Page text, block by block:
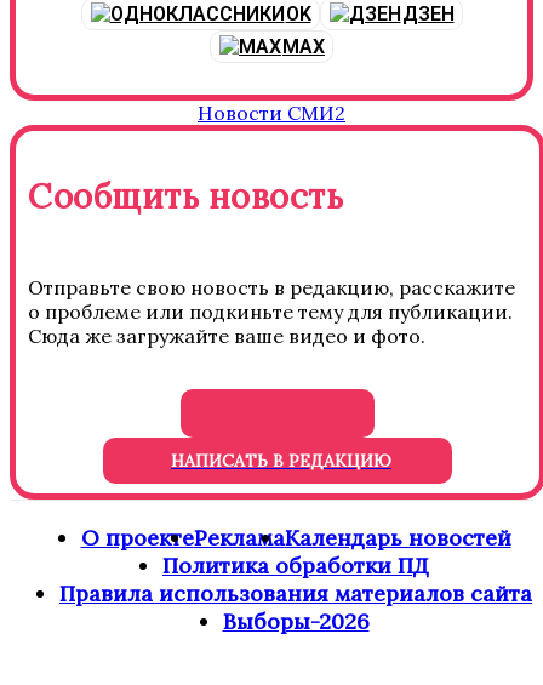
OK
ДЗЕН
MAX
Новости СМИ2
Сообщить новость
Отправьте свою новость в редакцию, расскажите
о проблеме или подкиньте тему для публикации.
Сюда же загружайте ваше видео и фото.
НАПИСАТЬ В РЕДАКЦИЮ
О проектеРекламаКалендарь новостей
Политика обработки ПД
Правила использования материалов сайта
Выборы-2026